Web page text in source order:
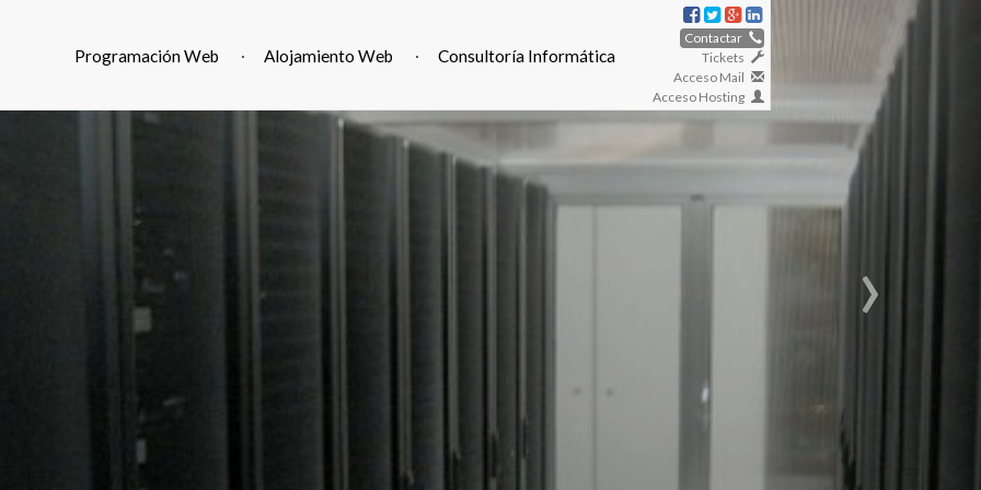
Contactar
Tickets
Acceso Mail
Acceso Hosting
Programación Web Alojamiento Web Consultoría Informática
›